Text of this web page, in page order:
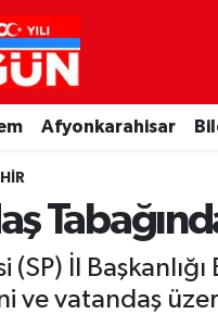
Afyonkarahisar
(SP) İl
ve vatandaş
Fikstür